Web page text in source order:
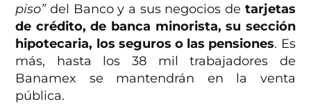
piso”del Banco y a sus negocios de tarjetas
de crédito, de banca minorista, su sección
hipotecaria, los seguros o las pensiones. Es
más, hasta los 38 mil trabajadores de
Banamex se mantendrán en la venta
pública.